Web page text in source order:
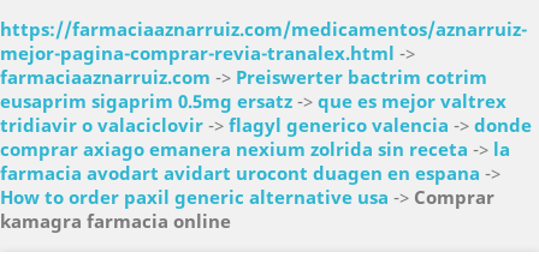
https://farmaciaaznarruiz.com/medicamentos/aznarruiz-
mejor-pagina-comprar-revia-tranalex.html ->
farmaciaaznarruiz.com -> Preiswerter bactrim cotrim
eusaprim sigaprim 0.5mg ersatz -> que es mejor valtrex
tridiavir o valaciclovir -> flagyl generico valencia -> donde
comprar axiago emanera nexium zolrida sin receta -> la
farmacia avodart avidart urocont duagen en espana ->
How to order paxil generic alternative usa -> Comprar
kamagra farmacia online